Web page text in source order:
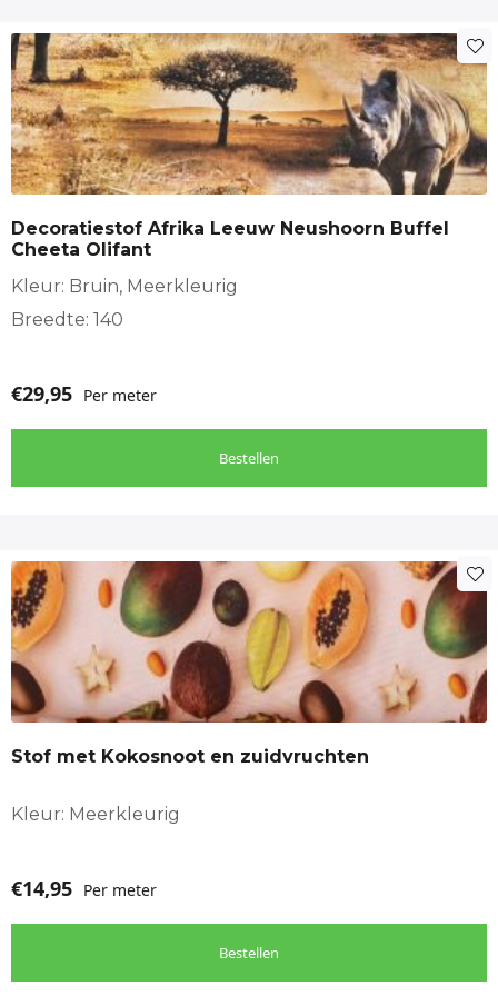
Decoratiestof Afrika Leeuw Neushoorn Buffel
Cheeta Olifant
Kleur: Bruin, Meerkleurig
Breedte: 140
€29,95 Per meter
Bestellen
Stof met Kokosnoot en zuidvruchten
Kleur: Meerkleurig
€14,95 Per meter
Bestellen